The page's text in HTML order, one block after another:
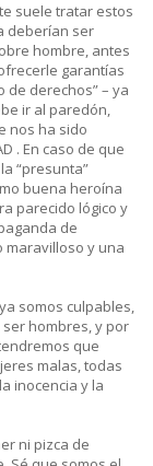
suele tratar estos
deberían ser
hombre, antes
garantías
de derechos” – ya
ir al paredón,
nos ha sido
. En caso de que
“presunta”
buena heroína
parecido lógico y
de
maravilloso y una
somos culpables,
hombres, y por
que
malas, todas
inocencia y la
ni pizca de